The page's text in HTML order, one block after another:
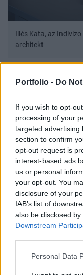
Portfolio - Do
If you wish to opt-
processing of your
targeted advertising
section to confirm
opt-out request is
interest-based ads
us or personal
your opt-out. You
disclosure of your
IAB’s list of
also be disclosed
Downstream
Personal Data
Illés Kata, az
architekt
10 nap alatt
A gyakorlatban
automatizált
szakmai, és akár
feladatokra
intelligencia
fel. Így egy
perc alatt
valóban
hihetetlen